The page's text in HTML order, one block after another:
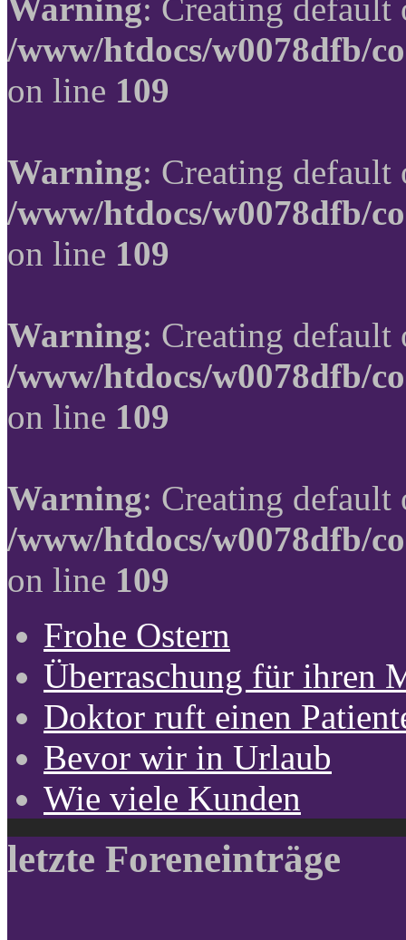
Warning: Creating
/www/htdocs/w0078dfb/
on line 109
Warning: Creating
/www/htdocs/w0078dfb/
on line 109
Warning: Creating
/www/htdocs/w0078dfb/
on line 109
Warning: Creating
/www/htdocs/w0078dfb/
on line 109
Frohe Ostern
Überraschung für ihren
Doktor ruft einen
Bevor wir in Urlaub
Wie viele Kunden
letzte Foreneinträge